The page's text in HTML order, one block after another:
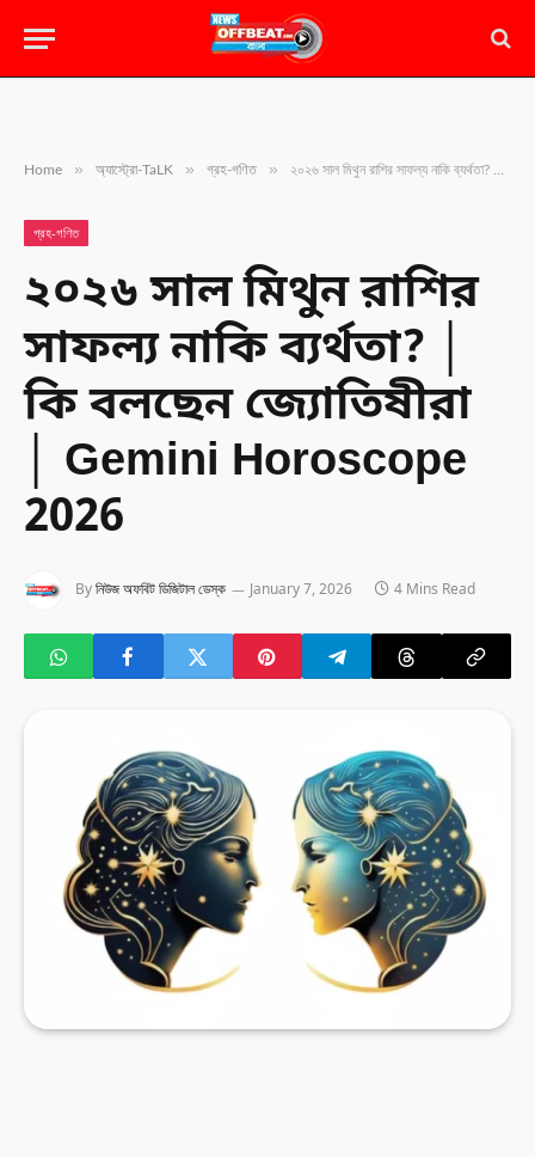
Home » অ্যাস্ট্রো-TaLK » গ্রহ-গণিত » ২০২৬ সাল মিথুন রাশির সাফল্য নাকি ব্যর্থতা? │ কি বলছেন জ্যোতিষীরা │ Gemini Horoscope 2026
গ্রহ-গণিত
২০২৬ সাল মিথুন রাশির
সাফল্য নাকি ব্যর্থতা? │
কি বলছেন জ্যোতিষীরা
│ Gemini Horoscope
2026
Byনিউজ অফবিট ডিজিটাল ডেস্ক January 7, 2026 4 Mins Read